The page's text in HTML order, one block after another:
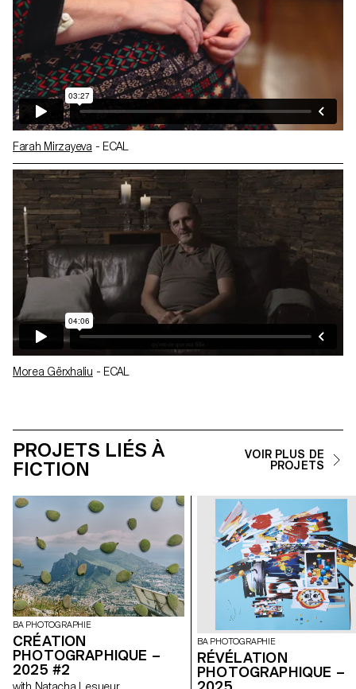
Farah Mirzayeva - ECAL
Morea Gërxhaliu - ECAL
PROJETS LIÉS À
FICTION
VOIR PLUS DE
PROJETS
BA PHOTOGRAPHIE
CRÉATION
PHOTOGRAPHIQUE –
2025 #2
BA PHOTOGRAPHIE
RÉVÉLATION
PHOTOGRAPHIQUE –